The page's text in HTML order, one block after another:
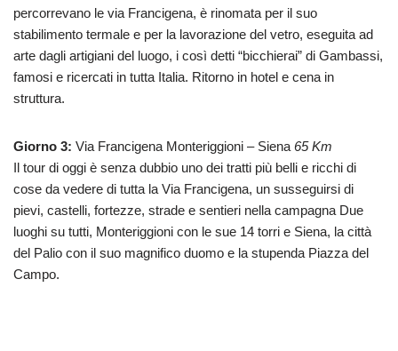
percorrevano le via Francigena, è rinomata per il suo
stabilimento termale e per la lavorazione del vetro, eseguita ad
arte dagli artigiani del luogo, i così detti “bicchierai” di Gambassi,
famosi e ricercati in tutta Italia. Ritorno in hotel e cena in
struttura.
Giorno 3: Via Francigena Monteriggioni – Siena 65 Km
Il tour di oggi è senza dubbio uno dei tratti più belli e ricchi di
cose da vedere di tutta la Via Francigena, un susseguirsi di
pievi, castelli, fortezze, strade e sentieri nella campagna Due
luoghi su tutti, Monteriggioni con le sue 14 torri e Siena, la città
del Palio con il suo magnifico duomo e la stupenda Piazza del
Campo.